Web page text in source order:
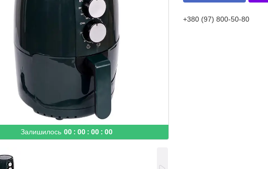
Залишилось 00 00 00 00
+380 (97) 800-50-80